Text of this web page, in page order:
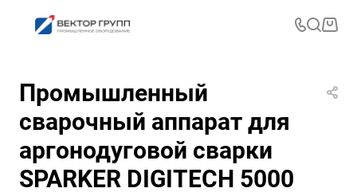
Промышленный
сварочный аппарат для
аргонодуговой сварки
SPARKER DIGITECH 5000